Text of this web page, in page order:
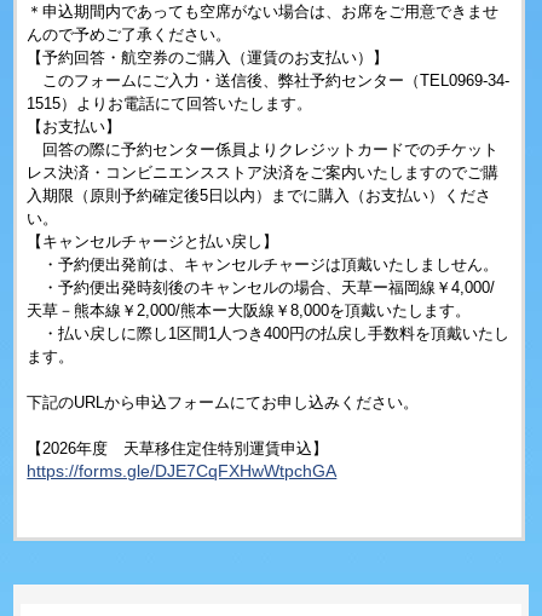
＊申込期間内であっても空席がない場合は、お席をご用意できませ
んので予めご了承ください。
【予約回答・航空券のご購入（運賃のお支払い）】
このフォームにご入力・送信後、弊社予約センター（TEL0969-34-
1515）よりお電話にて回答いたします。
【お支払い】
回答の際に予約センター係員よりクレジットカードでのチケット
レス決済・コンビニエンスストア決済をご案内いたしますのでご購
入期限（原則予約確定後5日以内）までに購入（お支払い）くださ
い。
【キャンセルチャージと払い戻し】
・予約便出発前は、キャンセルチャージは頂戴いたしましせん。
・予約便出発時刻後のキャンセルの場合、天草ー福岡線￥4,000/
天草－熊本線￥2,000/熊本ー大阪線￥8,000を頂戴いたします。
・払い戻しに際し1区間1人つき400円の払戻し手数料を頂戴いたし
ます。
下記のURLから申込フォームにてお申し込みください。
【2026年度 天草移住定住特別運賃申込】
https://forms.gle/DJE7CqFXHwWtpchGA